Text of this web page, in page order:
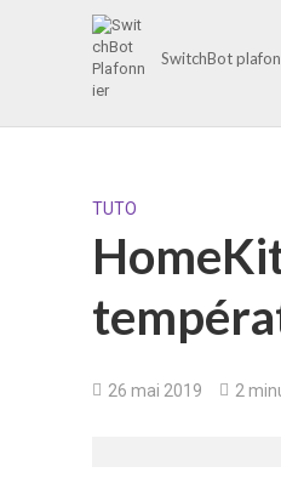
SwitchBot
TUTO
26 mai 2019 2